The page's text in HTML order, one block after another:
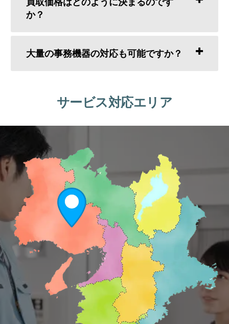
か？
大量の事務機器の対応も可能ですか？
サービス対応エリア